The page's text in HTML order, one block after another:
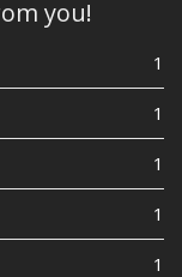
you!
1
1
1
1
1